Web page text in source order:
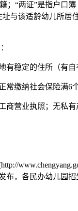
两证”是指户口
与该适龄幼儿所
定的住所（有自
纳社会保险满6个
业执照；无私有
，各民办幼儿园